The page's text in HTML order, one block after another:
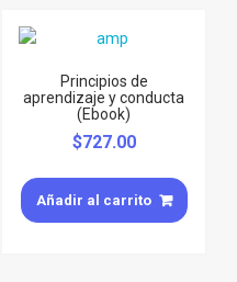
Principios de
aprendizaje y conducta
(Ebook)
$727.00
Añadir al carrito